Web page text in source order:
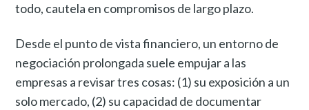
todo, cautela en compromisos de largo plazo.
Desde el punto de vista financiero, un entorno de
negociación prolongada suele empujar a las
empresas a revisar tres cosas: (1) su exposición a un
solo mercado, (2) su capacidad de documentar